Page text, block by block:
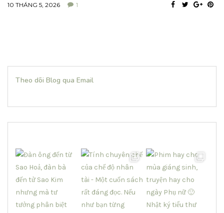
10 THÁNG 5, 2026 1
Theo dõi Blog qua Email